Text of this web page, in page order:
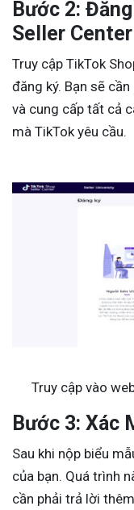
Bước 2:
Seller Center
Truy cập TikTok
đăng ký. Bạn sẽ
và cung cấp tất cả
mà TikTok yêu cầu.
Truy cập vào
Bước 3: Xác
Sau khi nộp biểu
của bạn. Quá trình
cần phải trả lời